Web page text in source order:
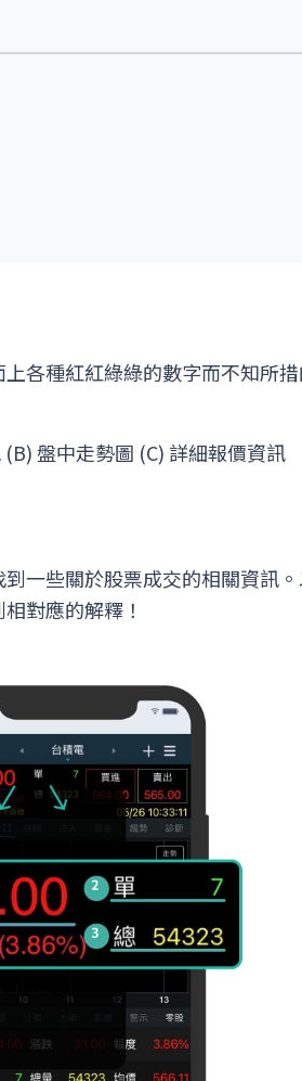
各種紅紅綠綠的數字而不知所
盤中走勢圖 (C) 詳細報價資訊
一些關於股票成交的相關資訊
對應的解釋！